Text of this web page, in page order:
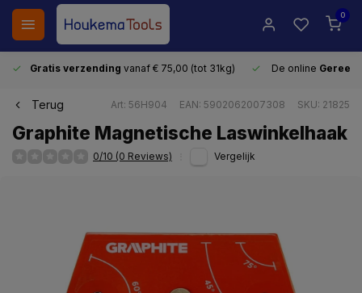
0
Gratis verzending vanaf € 75,00 (tot 31kg) De online
Terug Art: 56H904 EAN: 5902062007308 SKU: 21825
Graphite Magnetische Laswinkelhaak
0/10 (0 Reviews) Vergelijk